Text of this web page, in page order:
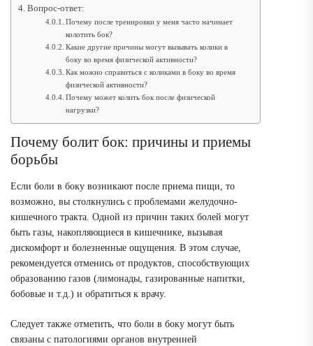
Вопрос-ответ:
Почему после тренировки у меня часто начинает
колотить бок?
Какие другие причины могут вызывать колики в
боку во время физической активности?
Как можно справиться с коликами в боку во время
физической активности?
Почему может колить бок после физической
нагрузки?
Почему болит бок: причины и приемы
борьбы
Если боли в боку возникают после приема пищи, то
возможно, вы столкнулись с проблемами желудочно-
кишечного тракта. Одной из причин таких болей могут
быть газы, накопляющиеся в кишечнике, вызывая
дискомфорт и болезненные ощущения. В этом случае,
рекомендуется отменись от продуктов, способствующих
образованию газов (лимонады, газированные напитки,
бобовые и т.д.) и обратиться к врачу.
Следует также отметить, что боли в боку могут быть
связаны с патологиями органов внутренней